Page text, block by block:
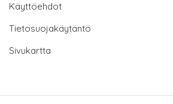
Käyttöehdot
Tietosuojakäytäntö
Sivukartta